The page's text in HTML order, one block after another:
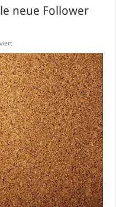
neue Follower
für
Adder
3
ist
da
–
Viele
neue
Follower
bekommen!